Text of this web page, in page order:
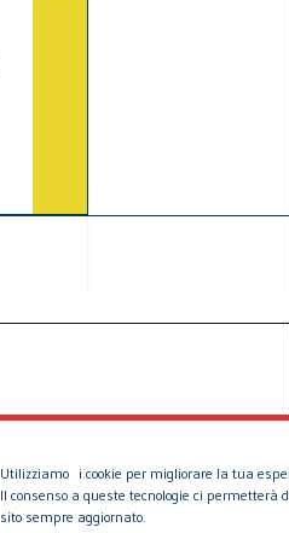
Utilizziamo i cookie per migliorare la tua
Il consenso a queste tecnologie ci permetterà
sito sempre aggiornato.